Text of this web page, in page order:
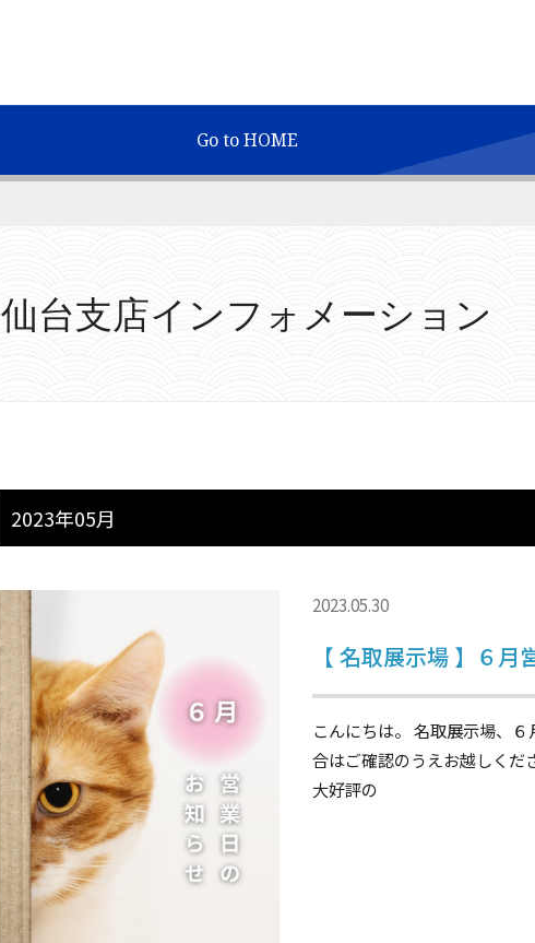
Go to HOME
仙台支店インフォメーション
2023年05月
【 名取展示場 】６月
2023.05.30
こんにちは。 名取展示場、
合はご確認のうえお越しくだ
大好評の